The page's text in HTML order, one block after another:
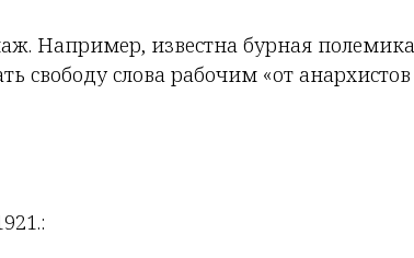
Например, известна бурная полемика
свободу слова рабочим «от анархистов